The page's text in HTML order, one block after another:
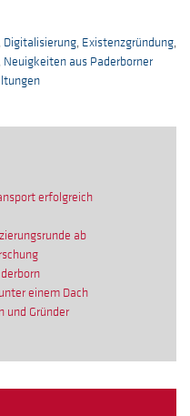
, Digitalisierung, Existenzgründung,
, Neuigkeiten aus Paderborner
erfolgreich
ab
einem Dach
und Gründer